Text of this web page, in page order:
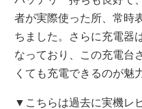
者が実際使った所、常時
ちました。さらに充電器
なっており、この充電台
くても充電できるのが魅
▼こちらは過去に実機レ